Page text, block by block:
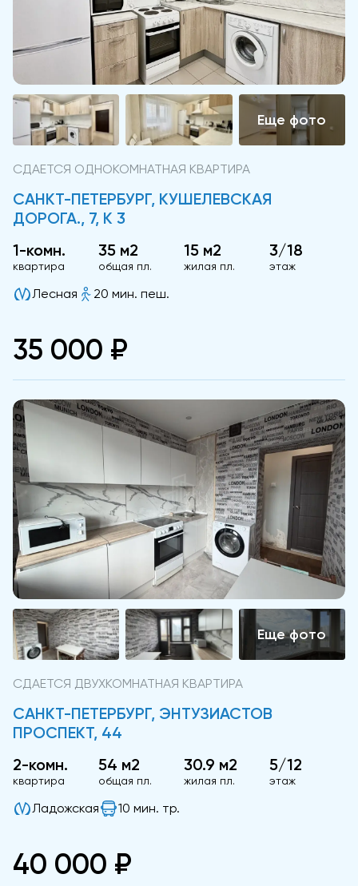
СДАЕТСЯ ОДНОКОМНАТНАЯ КВАРТИРА
САНКТ-ПЕТЕРБУРГ, КУШЕЛЕВСКАЯ
ДОРОГА., 7, К 3
1-комн.
квартира
35 м2
общая пл.
15 м2
жилая пл.
3/18
этаж
Лесная 20 мин. пеш.
35 000 ₽
СДАЕТСЯ ДВУХКОМНАТНАЯ КВАРТИРА
САНКТ-ПЕТЕРБУРГ, ЭНТУЗИАСТОВ
ПРОСПЕКТ, 44
2-комн.
квартира
54 м2
общая пл.
30.9 м2
жилая пл.
5/12
этаж
Ладожская 10 мин. тр.
40 000 ₽